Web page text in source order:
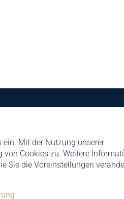
ein. Mit der Nutzung unserer
von Cookies zu. Weitere
Sie die Voreinstellungen